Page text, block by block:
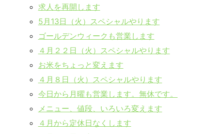
求人を再開します
5月13日（火）スペシャルやります
ゴールデンウィークも営業します
４月２２日（火）スペシャルやります
お米をちょっと変えます
４月８日（火）スペシャルやります
今日から月曜も営業します。無休です。
メニュー、値段、いろいろ変えます
４月から定休日なくします